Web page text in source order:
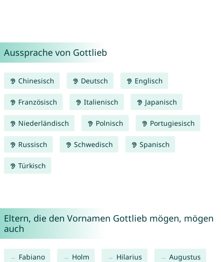
Aussprache von Gottlieb
Chinesisch Deutsch Englisch
Französisch Italienisch Japanisch
Niederländisch Polnisch Portugiesisch
Russisch Schwedisch Spanisch
Türkisch
Eltern, die den Vornamen Gottlieb mögen, mögen
auch
Fabiano Holm Hilarius Augustus